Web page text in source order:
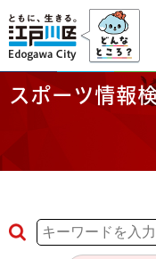
江戸川区
スポーツ情報